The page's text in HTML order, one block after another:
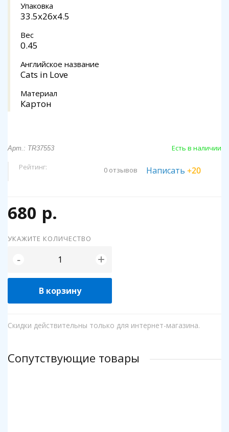
Упаковка
33.5x26x4.5
Вес
0.45
Английское название
Cats in Love
Материал
Картон
Арт.: TR37553 Есть в наличии
Рейтинг: 0 отзывов Написать +20
680 р.
УКАЖИТЕ КОЛИЧЕСТВО
- +
В корзину
Скидки действительны только для интернет-магазина.
Сопутствующие товары